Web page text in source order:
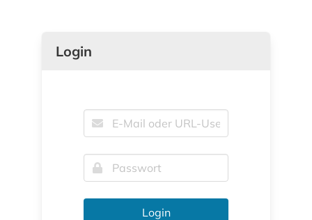
Login
Login